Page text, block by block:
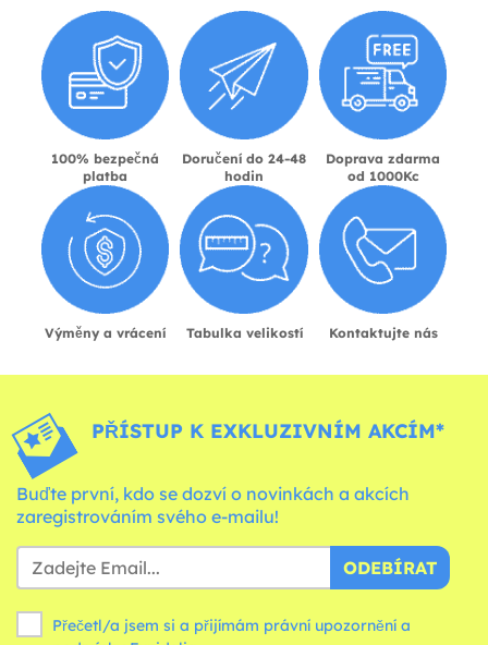
100% bezpečná
platba
Doručení do 24-48
hodin
Doprava zdarma
od 1000Kc
Výměny a vrácení Tabulka velikostí Kontaktujte nás
PŘÍSTUP K EXKLUZIVNÍM AKCÍM*
Buďte první, kdo se dozví o novinkách a akcích
zaregistrováním svého e-mailu!
ODEBÍRAT
Přečetl/a jsem si a přijímám právní upozornění a